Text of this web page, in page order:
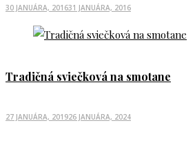
POSTED
30 JANUÁRA, 201631 JANUÁRA, 2016
Tradičná sviečková na smotane
POSTED
27 JANUÁRA, 201926 JANUÁRA, 2024